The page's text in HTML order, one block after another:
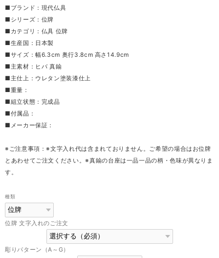
■ブランド：現代仏具
■シリーズ：位牌
■カテゴリ：仏具 位牌
■生産国：日本製
■サイズ：幅6.3cm 奥行3.8cm 高さ14.9cm
■主素材：ヒバ 真鍮
■主仕上：ウレタン塗装漆仕上
■重量：
■組立状態：完成品
■付属品：
■メーカー保証：
※ご注意事項：※文字入れ代は含まれておりません。ご希望の場合はお位牌
とあわせてご注文ください。※真鍮の台座は一品一品の柄・色味が異なりま
す。
種類
位牌 文字入れのご注文
彫りパターン（A～G）